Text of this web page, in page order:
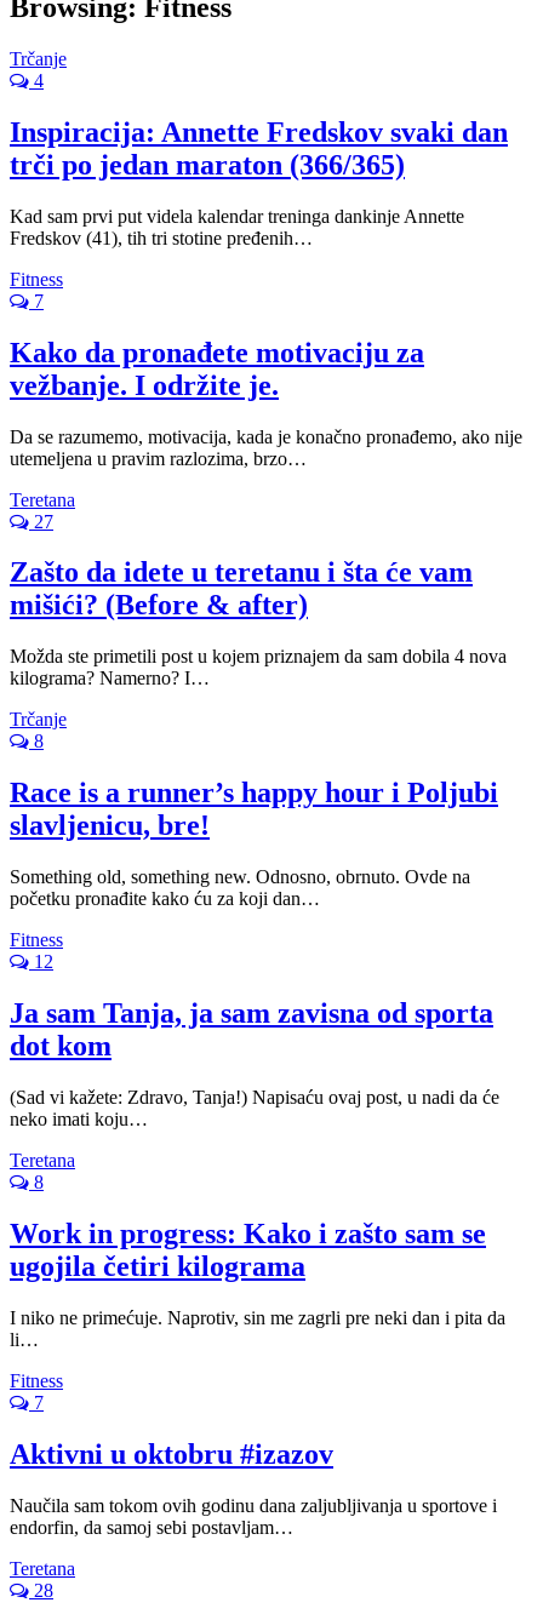
Browsing: Fitness
Trčanje
4
Inspiracija: Annette Fredskov svaki dan
trči po jedan maraton (366/365)
Kad sam prvi put videla kalendar treninga dankinje Annette
Fredskov (41), tih tri stotine pređenih…
Fitness
7
Kako da pronađete motivaciju za
vežbanje. I održite je.
Da se razumemo, motivacija, kada je konačno pronađemo, ako nije
utemeljena u pravim razlozima, brzo…
Teretana
27
Zašto da idete u teretanu i šta će vam
mišići? (Before & after)
Možda ste primetili post u kojem priznajem da sam dobila 4 nova
kilograma? Namerno? I…
Trčanje
8
Race is a runner’s happy hour i Poljubi
slavljenicu, bre!
Something old, something new. Odnosno, obrnuto. Ovde na
početku pronađite kako ću za koji dan…
Fitness
12
Ja sam Tanja, ja sam zavisna od sporta
dot kom
(Sad vi kažete: Zdravo, Tanja!) Napisaću ovaj post, u nadi da će
neko imati koju…
Teretana
8
Work in progress: Kako i zašto sam se
ugojila četiri kilograma
I niko ne primećuje. Naprotiv, sin me zagrli pre neki dan i pita da
li…
Fitness
7
Aktivni u oktobru #izazov
Naučila sam tokom ovih godinu dana zaljubljivanja u sportove i
endorfin, da samoj sebi postavljam…
Teretana
28